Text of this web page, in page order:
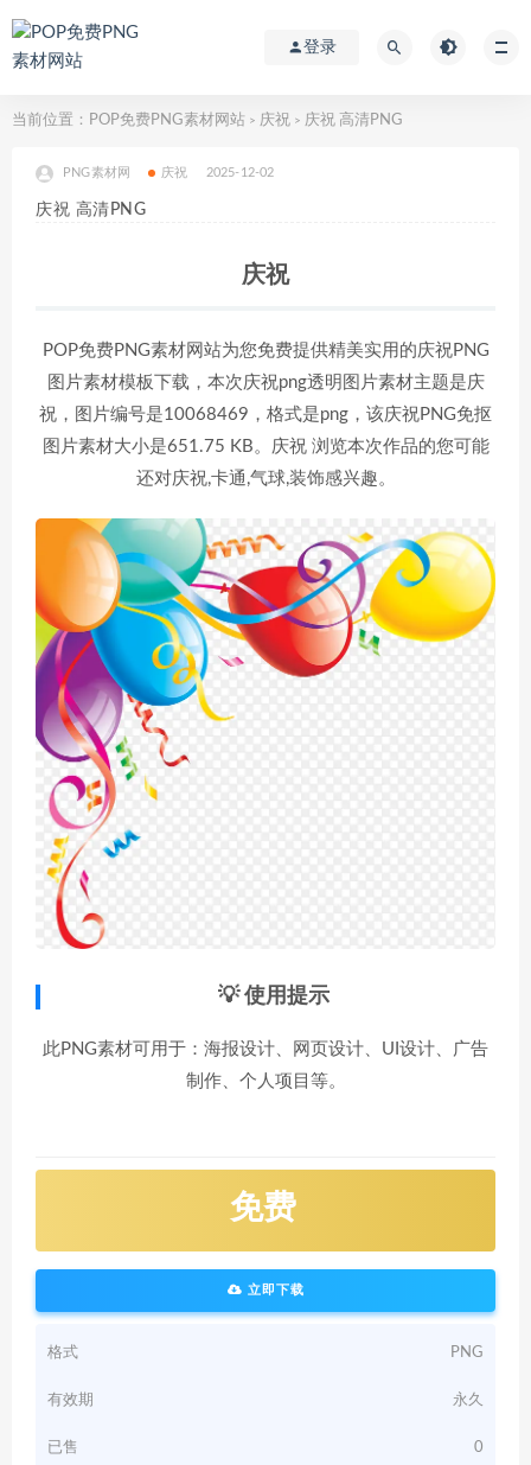
登录
当前位置： POP免费PNG素材网站 > 庆祝 > 庆祝 高清PNG
PNG素材网 庆祝 2025-12-02
庆祝 高清PNG
庆祝
POP免费PNG素材网站为您免费提供精美实用的庆祝PNG
图片素材模板下载，本次庆祝png透明图片素材主题是庆
祝，图片编号是10068469，格式是png，该庆祝PNG免抠
图片素材大小是651.75 KB。庆祝 浏览本次作品的您可能
还对庆祝,卡通,气球,装饰感兴趣。
💡 使用提示
此PNG素材可用于：海报设计、网页设计、UI设计、广告
制作、个人项目等。
免费
立即下载
格式 PNG
有效期 永久
已售 0